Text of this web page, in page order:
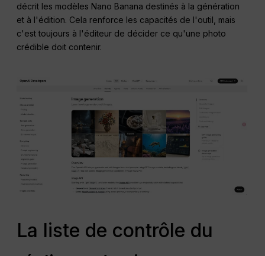
décrit les modèles Nano Banana destinés à la génération
et à l'édition. Cela renforce les capacités de l'outil, mais
c'est toujours à l'éditeur de décider ce qu'une photo
crédible doit contenir.
La liste de contrôle du